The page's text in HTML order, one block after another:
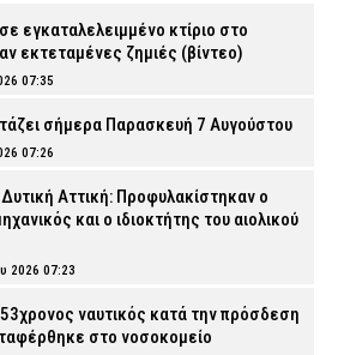
εγκαταλελειμμένο κτίριο στο
εκτεταμένες ζημιές (βίντεο)
07:35
σήμερα Παρασκευή 7 Αυγούστου
07:26
Αττική: Προφυλακίστηκαν ο
και ο ιδιοκτήτης του αιολικού
2026 07:23
ναυτικός κατά την πρόσδεση
στο νοσοκομείο